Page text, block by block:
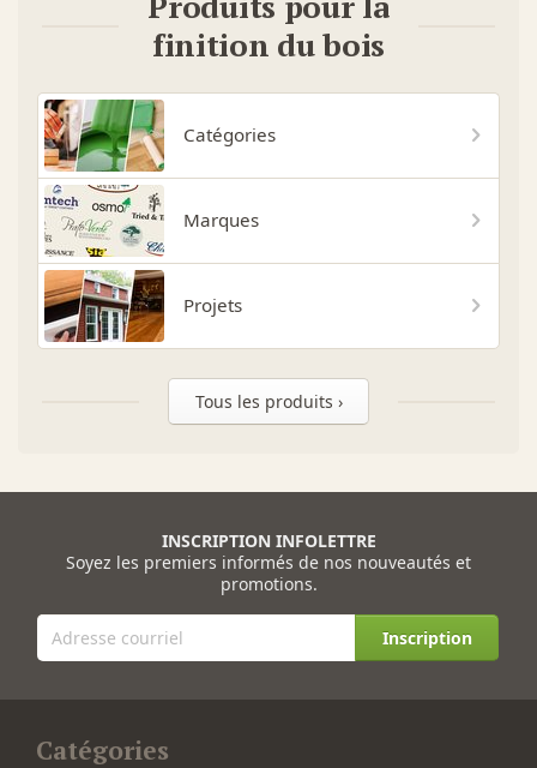
finition du bois
Catégories
Marques
Projets
Tous les produits ›
INSCRIPTION INFOLETTRE
Soyez les premiers informés de nos nouveautés et
promotions.
Inscription
Catégories